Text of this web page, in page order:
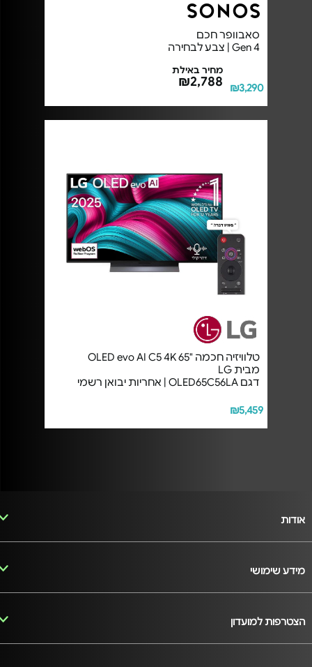
סאבוופר חכם
Gen 4 | צבע לבחירה
₪3,290
מחיר באילת
₪2,788
טלוויזיה חכמה "65 OLED evo AI C5 4K
מבית LG
דגם OLED65C56LA | אחריות יבואן רשמי
₪5,459
אודות
מידע שימושי
הצטרפות למועדון